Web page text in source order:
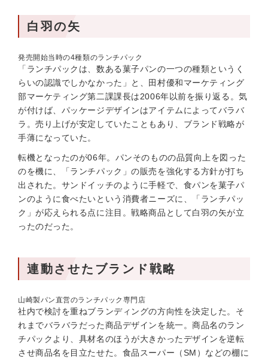
白羽の矢
発売開始当時の4種類のランチパック
「ランチパックは、数ある菓子パンの一つの種類というく
らいの認識でしかなかった」と、田村優和マーケティング
部マーケティング第二課課長は2006年以前を振り返る。気
が付けば、パッケージデザインはアイテムによってバラバ
ラ。売り上げが安定していたこともあり、ブランド戦略が
手薄になっていた。
転機となったのが06年。パンそのものの品質向上を図った
のを機に、「ランチパック」の販売を強化する方針が打ち
出された。サンドイッチのように手軽で、食パンを菓子パ
ンのように食べたいという消費者ニーズに、「ランチパッ
ク」が応えられる点に注目。戦略商品として白羽の矢が立
ったのだった。
連動させたブランド戦略
山崎製パン直営のランチパック専門店
社内で検討を重ねブランディングの方向性を決定した。そ
れまでバラバラだった商品デザインを統一。商品名のラン
チパックより、具材名のほうが大きかったデザインを逆転
させ商品名を目立たせた。食品スーパー（SM）などの棚に